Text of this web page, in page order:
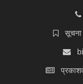
सूचना